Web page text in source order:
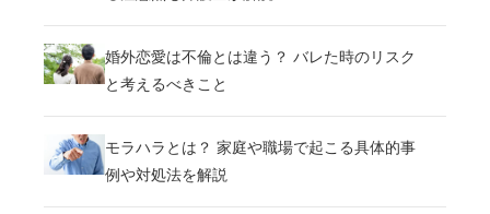
婚外恋愛は不倫とは違う？ バレた時のリスク
と考えるべきこと
モラハラとは？ 家庭や職場で起こる具体的事
例や対処法を解説